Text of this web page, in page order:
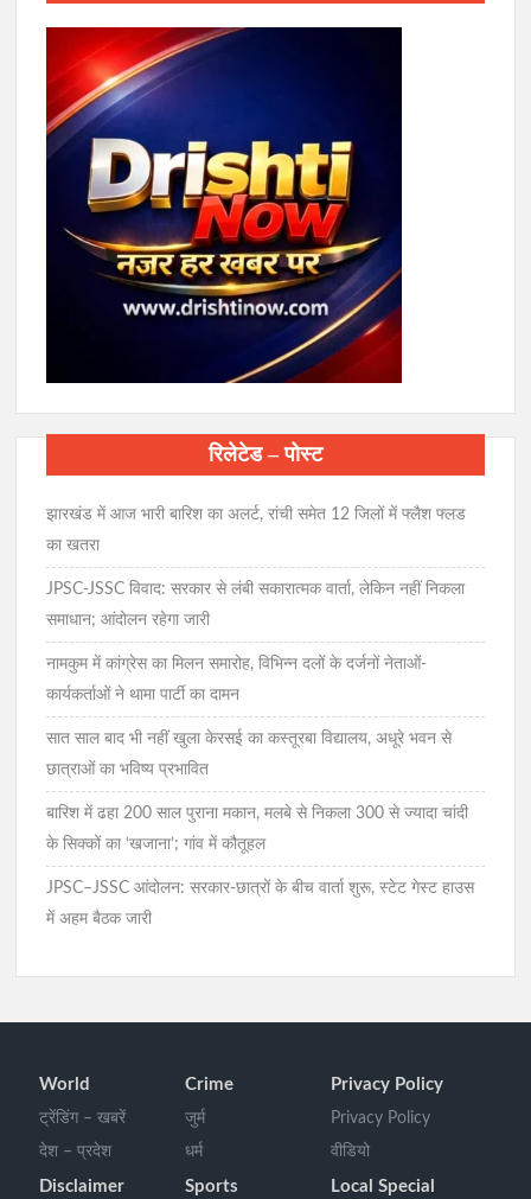
रिलेटेड – पोस्ट
झारखंड में आज भारी बारिश का अलर्ट, रांची समेत 12 जिलों में फ्लैश फ्लड
का खतरा
JPSC-JSSC विवाद: सरकार से लंबी सकारात्मक वार्ता, लेकिन नहीं निकला
समाधान; आंदोलन रहेगा जारी
नामकुम में कांग्रेस का मिलन समारोह, विभिन्न दलों के दर्जनों नेताओं-
कार्यकर्ताओं ने थामा पार्टी का दामन
सात साल बाद भी नहीं खुला केरसई का कस्तूरबा विद्यालय, अधूरे भवन से
छात्राओं का भविष्य प्रभावित
बारिश में ढहा 200 साल पुराना मकान, मलबे से निकला 300 से ज्यादा चांदी
के सिक्कों का ‘खजाना’; गांव में कौतूहल
JPSC–JSSC आंदोलन: सरकार-छात्रों के बीच वार्ता शुरू, स्टेट गेस्ट हाउस
में अहम बैठक जारी
World
ट्रेंडिंग – खबरें
देश – प्रदेश
Crime
जुर्म
धर्म
Privacy Policy
Privacy Policy
वीडियो
Disclaimer Sports Local Special